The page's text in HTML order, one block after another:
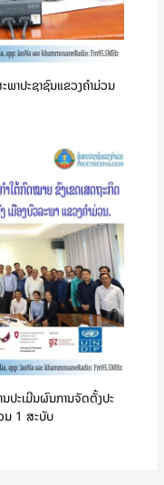
າປະຊາຊົນແຂວງຄໍາມ່ວນ
ປະເມີນຜົນການຈັດຕັ້ງປະ
ນ 1 ສະບັບ